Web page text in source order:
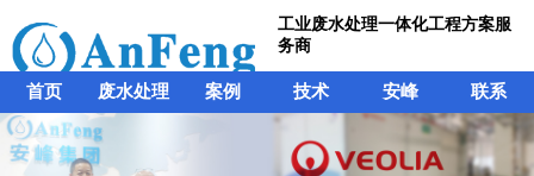
工业废水处理一体化工程方案服
务商
首页 废水处理 案例 技术 安峰 联系